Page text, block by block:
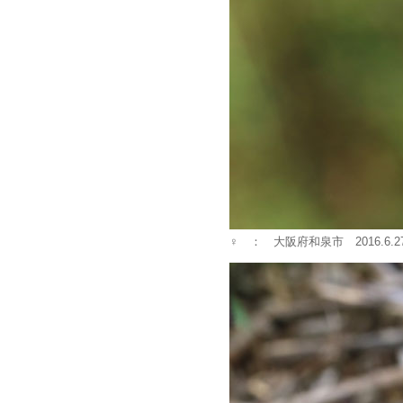
♀ ： 大阪府和泉市